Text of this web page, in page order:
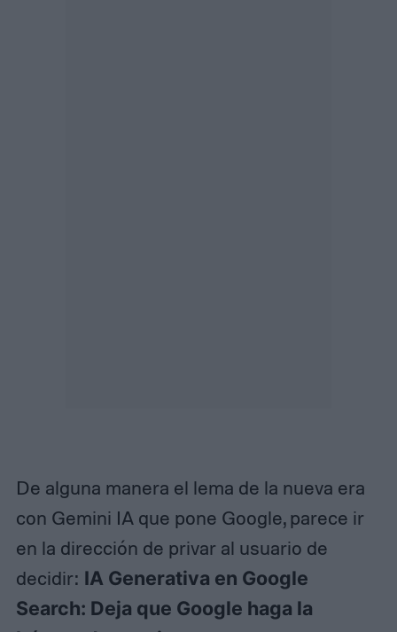
De alguna manera el lema de la nueva era
con Gemini IA que pone Google, parece ir
en la dirección de privar al usuario de
decidir: IA Generativa en Google
Search: Deja que Google haga la